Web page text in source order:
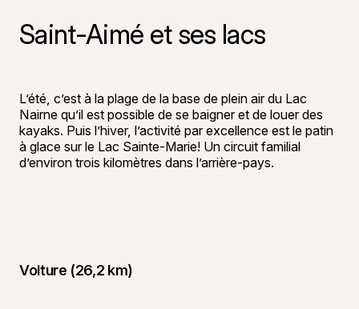
Saint-Aimé et ses lacs
L’été, c’est à la plage de la base de plein air du Lac
Nairne qu’il est possible de se baigner et de louer des
kayaks. Puis l’hiver, l’activité par excellence est le patin
à glace sur le Lac Sainte-Marie! Un circuit familial
d’environ trois kilomètres dans l’arrière-pays.
Voiture (26,2 km)